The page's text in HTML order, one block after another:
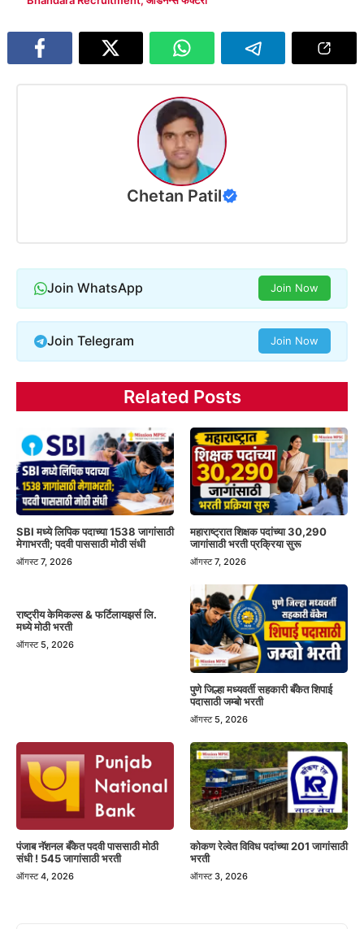
Chetan Patil
Join WhatsApp Join Now
Join Telegram Join Now
Related Posts
SBI मध्ये लिपिक पदाच्या 1538 जागांसाठी
मेगाभरती; पदवी पाससाठी मोठी संधी
ऑगस्ट 7, 2026
महाराष्ट्रात शिक्षक पदांच्या 30,290
जागांसाठी भरती प्रक्रिया सुरू
ऑगस्ट 7, 2026
राष्ट्रीय केमिकल्स & फर्टिलायझर्स लि.
मध्ये मोठी भरती
ऑगस्ट 5, 2026
पुणे जिल्हा मध्यवर्ती सहकारी बँकेत शिपाई
पदासाठी जम्बो भरती
ऑगस्ट 5, 2026
पंजाब नॅशनल बँकेत पदवी पाससाठी मोठी
संधी ! 545 जागांसाठी भरती
ऑगस्ट 4, 2026
कोकण रेल्वेत विविध पदांच्या 201 जागांसाठी
भरती
ऑगस्ट 3, 2026